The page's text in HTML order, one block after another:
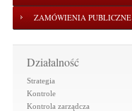
ZAMÓWIENIA PUBLICZNE
Działalność
Strategia
Kontrole
Kontrola zarządcza